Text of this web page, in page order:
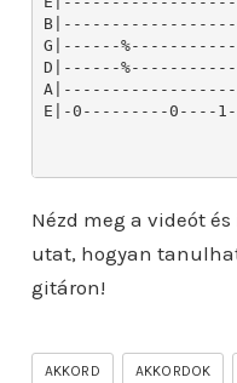
Nézd meg a videót
utat, hogyan
gitáron!
AKKORD AKKORDOK